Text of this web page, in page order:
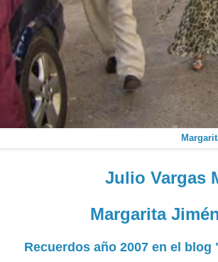
Julio Vargas
Margarita
Recuerdos año 2007 en el